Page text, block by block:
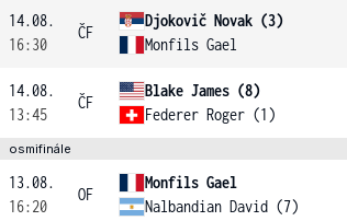
14.08.
16:30
ČF
Djokovič Novak (3)
Monfils Gael
14.08.
13:45
ČF
Blake James (8)
Federer Roger (1)
osmifinále
13.08.
16:20
OF
Monfils Gael
Nalbandian David (7)